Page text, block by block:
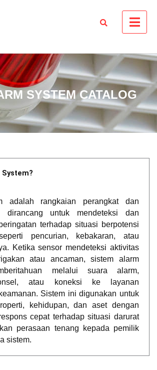
SYSTEM CATALOG
adalah rangkaian perangkat dan
dirancang untuk mendeteksi dan
terhadap situasi berpotensi
pencurian, kebakaran, atau
Ketika sensor mendeteksi aktivitas
atau ancaman, sistem alarm
melalui suara alarm,
atau koneksi ke layanan
Sistem ini digunakan untuk
kehidupan, dan aset dengan
cepat terhadap situasi darurat
perasaan tenang kepada pemilik
sistem.